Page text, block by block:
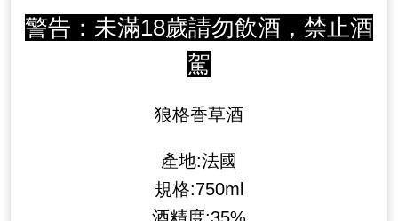
警告：未滿18歲請勿飲酒，禁止酒
駕
狼格香草酒
產地:法國
規格:750ml